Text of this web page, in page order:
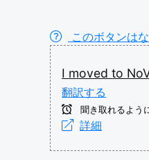
このボタンは
I moved to
翻訳する
聞き取れるよう
詳細